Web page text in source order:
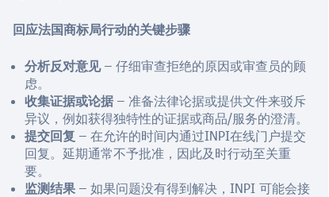
回应法国商标局行动的关键步骤
分析反对意见– 仔细审查拒绝的原因或审查员的顾
虑。
收集证据或论据 – 准备法律论据或提供文件来驳斥
异议，例如获得独特性的证据或商品/服务的澄清。
提交回复 – 在允许的时间内通过INPI在线门户提交
回复。延期通常不予批准，因此及时行动至关重
要。
监测结果 – 如果问题没有得到解决，INPI 可能会接